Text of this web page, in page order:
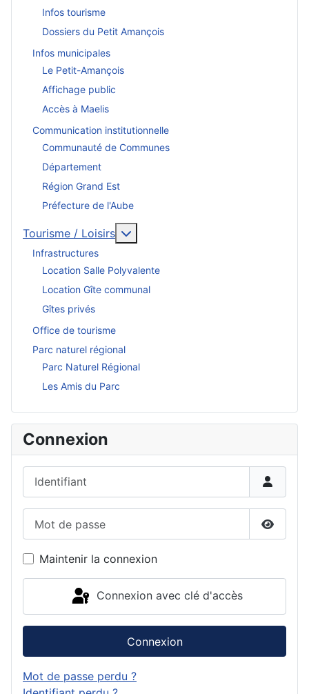
Infos tourisme
Dossiers du Petit Amançois
Infos municipales
Le Petit-Amançois
Affichage public
Accès à Maelis
Communication institutionnelle
Communauté de Communes
Département
Région Grand Est
Préfecture de l'Aube
Tourisme / Loisirs
Infrastructures
Location Salle Polyvalente
Location Gîte communal
Gîtes privés
Office de tourisme
Parc naturel régional
Parc Naturel Régional
Les Amis du Parc
Connexion
Maintenir la connexion
Connexion avec clé d'accès
Connexion
Mot de passe perdu ?